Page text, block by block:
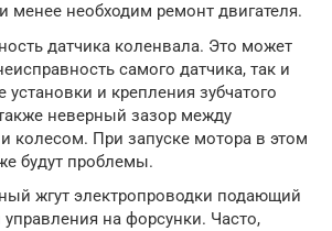
менее необходим ремонт двигателя.
датчика коленвала. Это может
самого датчика, так и
установки и крепления зубчатого
неверный зазор между
колесом. При запуске мотора в этом
будут проблемы.
жгут электропроводки подающий
на форсунки. Часто,